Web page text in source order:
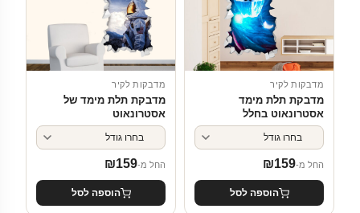
מדבקות לקיר
מדבקת תלת מימד
אסטרונאוט בחלל
החל מ- ₪159
הוספה לסל
מדבקות לקיר
מדבקת תלת מימד של
אסטרונאוט
החל מ- ₪159
הוספה לסל